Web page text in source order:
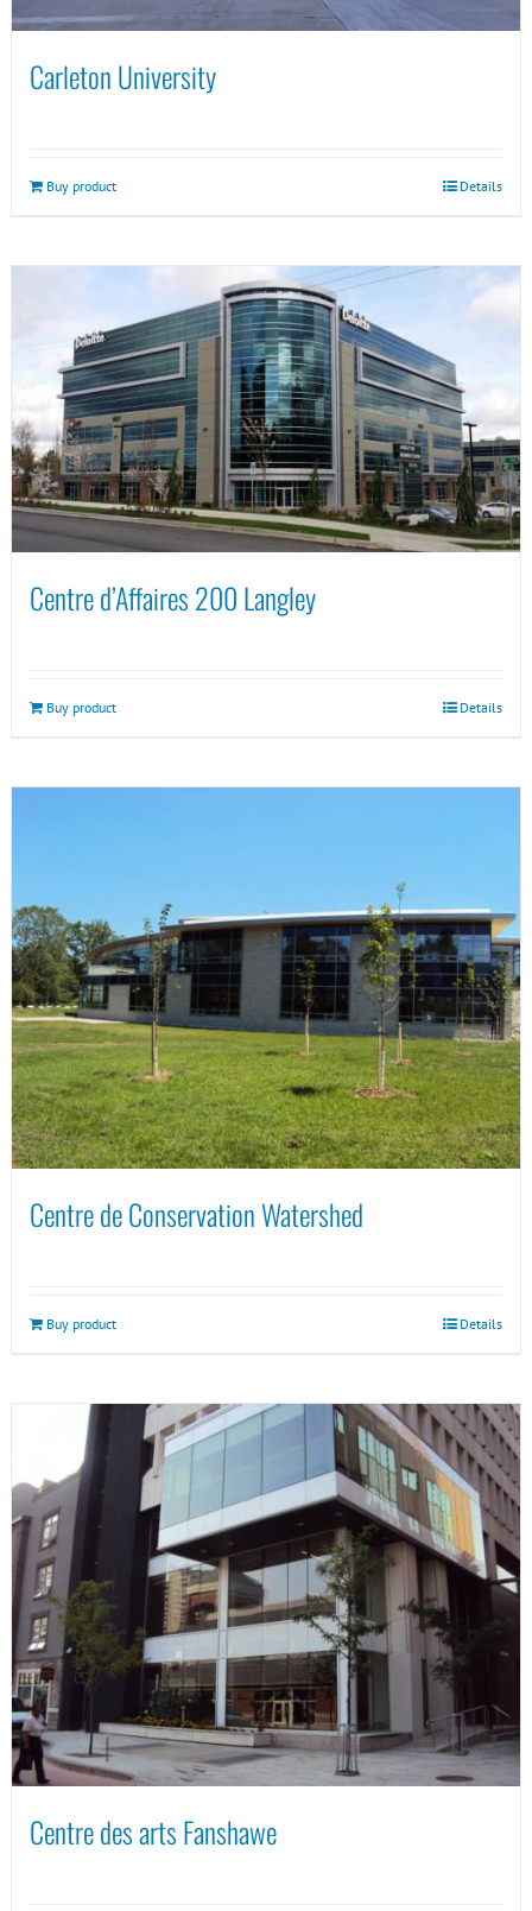
Carleton University
Buy product Details
Centre d’Affaires 200 Langley
Buy product Details
Centre de Conservation Watershed
Buy product Details
Centre des arts Fanshawe